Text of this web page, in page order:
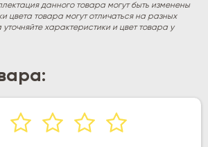
данного товара могут быть изменены
цвета товара могут отличаться на разных
характеристики и цвет товара у